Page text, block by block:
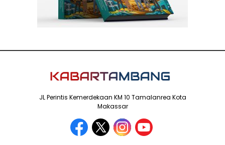
JL Perintis Kemerdekaan KM 10 Tamalanrea Kota
Makassar